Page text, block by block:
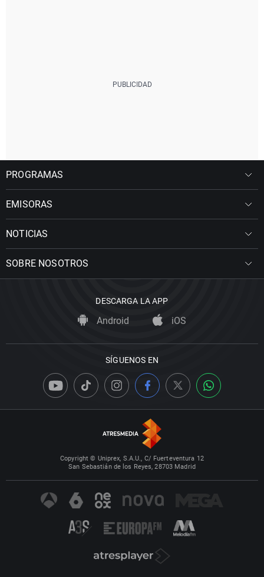
PROGRAMAS
EMISORAS
NOTICIAS
SOBRE NOSOTROS
DESCARGA LA APP
Android iOS
SÍGUENOS EN
Copyright © Uniprex, S.A.U., C/ Fuerteventura 12
San Sebastián de los Reyes, 28703 Madrid